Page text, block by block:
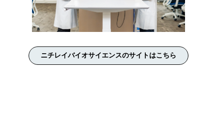
ニチレイバイオサイエンスのサイトはこちら